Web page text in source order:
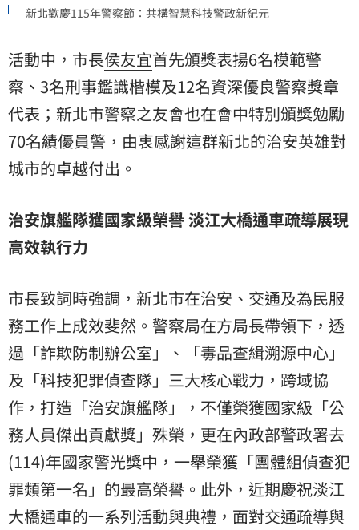
新北歡慶115年警察節：共構智慧科技警政新紀元
活動中，市長侯友宜首先頒獎表揚6名模範警
察、3名刑事鑑識楷模及12名資深優良警察獎章
代表；新北市警察之友會也在會中特別頒獎勉勵
70名績優員警，由衷感謝這群新北的治安英雄對
城市的卓越付出。
治安旗艦隊獲國家級榮譽 淡江大橋通車疏導展現
高效執行力
市長致詞時強調，新北市在治安、交通及為民服
務工作上成效斐然。警察局在方局長帶領下，透
過「詐欺防制辦公室」、「毒品查緝溯源中心」
及「科技犯罪偵查隊」三大核心戰力，跨域協
作，打造「治安旗艦隊」，不僅榮獲國家級「公
務人員傑出貢獻獎」殊榮，更在內政部警政署去
(114)年國家警光獎中，一舉榮獲「團體組偵查犯
罪類第一名」的最高榮譽。此外，近期慶祝淡江
大橋通車的一系列活動與典禮，面對交通疏導與